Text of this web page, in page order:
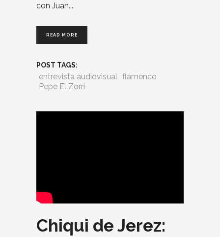
con Juan
READ MORE
POST TAGS:
entrevista audiovisual
flamenco
Pepe El Zorri
Chiqui de Jerez: